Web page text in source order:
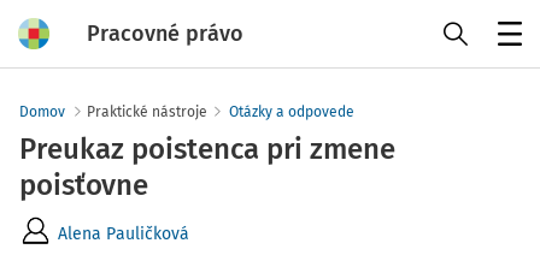
Pracovné právo
Domov Praktické nástroje Otázky a odpovede
Preukaz poistenca pri zmene
poisťovne
Alena Pauličková